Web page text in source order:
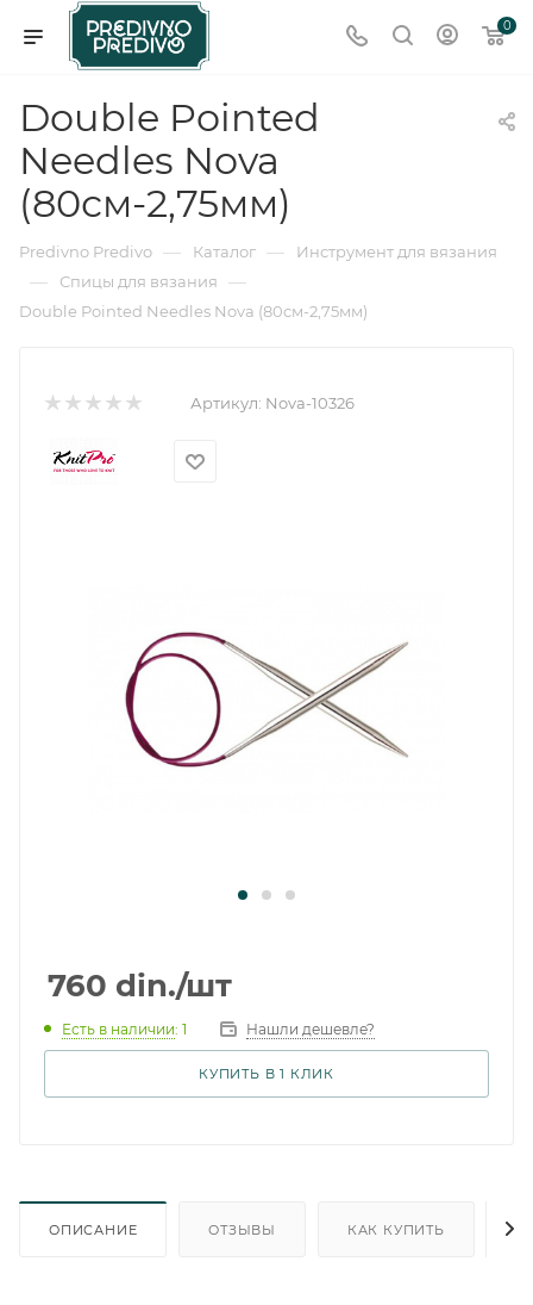
0
Double Pointed
Needles Nova
(80см-2,75мм)
Predivno Predivo — Каталог — Инструмент для вязания
— Спицы для вязания —
Double Pointed Needles Nova (80см-2,75мм)
Артикул: Nova-10326
760 din./шт
Есть в наличии: 1 Нашли дешевле?
КУПИТЬ В 1 КЛИК
ОПИСАНИЕ ОТЗЫВЫ КАК КУПИТЬ